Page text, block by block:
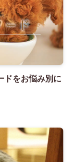
ドをお悩み別に